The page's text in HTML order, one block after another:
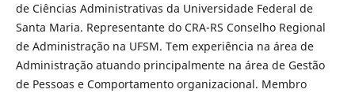
de Ciências Administrativas da Universidade Federal de
Santa Maria. Representante do CRA-RS Conselho Regional
de Administração na UFSM. Tem experiência na área de
Administração atuando principalmente na área de Gestão
de Pessoas e Comportamento organizacional. Membro